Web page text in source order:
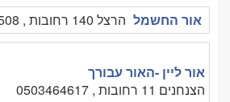
אור החשמל הרצל 140 רחובות , 0502651508
אור ליין -האור עבורך
הצנחנים 11 רחובות , 0503464617